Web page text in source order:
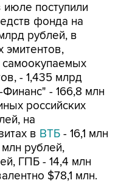
поступили
фонда на
рублей, в
эмитентов,
- 1,435 млрд
- 166,8 млн
российских
на
в ВТБ - 16,1 млн
млн рублей,
ГПБ - 14,4 млн
$78,1 млн.